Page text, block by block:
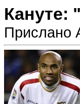
Кануте:
Прислано